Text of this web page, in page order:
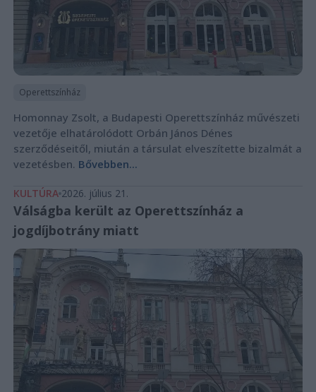
Operettszínház
Homonnay Zsolt, a Budapesti Operettszínház művészeti
vezetője elhatárolódott Orbán János Dénes
szerződéseitől, miután a társulat elveszítette bizalmát a
vezetésben. Bővebben...
KULTÚRA 2026. július 21.
Válságba került az Operettszínház a
jogdíjbotrány miatt